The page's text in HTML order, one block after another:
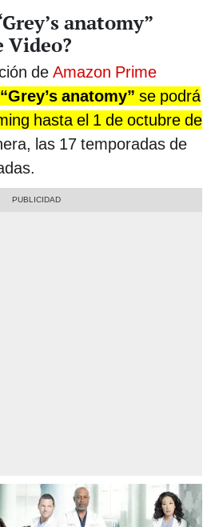
anatomy”
Video?
de Amazon Prime
“Grey’s anatomy” se podrá
hasta el 1 de octubre de
las 17 temporadas de